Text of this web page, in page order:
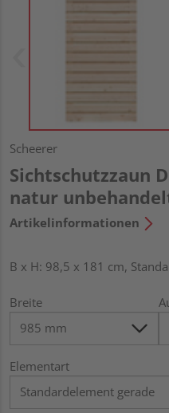
Scheerer
Sichtschutzzaun
natur
Artikelinformationen
B x H: 98,5 x 181 cm,
Breite
Elementart